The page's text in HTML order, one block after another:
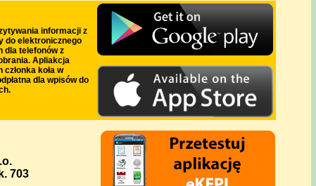
informacji z
do elektronicznego
dla telefonów z
Apliakcja
koła w
dla wpisów do
703